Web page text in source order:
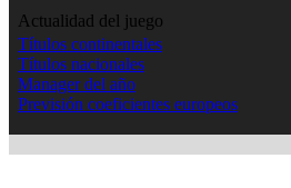
Actualidad del juego
Títulos continentales
Títulos nacionales
Manager del año
Previsión coeficientes europeos